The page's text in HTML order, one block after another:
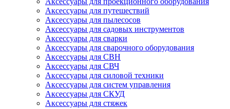
Аксессуары для путешествий
Аксессуары для пылесосов
Аксессуары для садовых инструментов
Аксессуары для сварки
Аксессуары для сварочного оборудования
Аксессуары для СВН
Аксессуары для СВЧ
Аксессуары для силовой техники
Аксессуары для систем управления
Аксессуары для СКУД
Аксессуары для стяжек